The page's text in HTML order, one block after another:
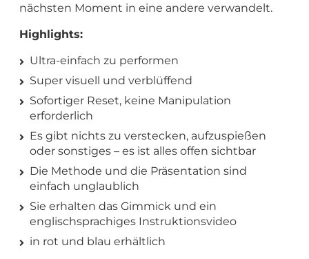
nächsten Moment in eine andere verwandelt.
Highlights:
Ultra-einfach zu performen
Super visuell und verblüffend
Sofortiger Reset, keine Manipulation
erforderlich
Es gibt nichts zu verstecken, aufzuspießen
oder sonstiges – es ist alles offen sichtbar
Die Methode und die Präsentation sind
einfach unglaublich
Sie erhalten das Gimmick und ein
englischsprachiges Instruktionsvideo
in rot und blau erhältlich